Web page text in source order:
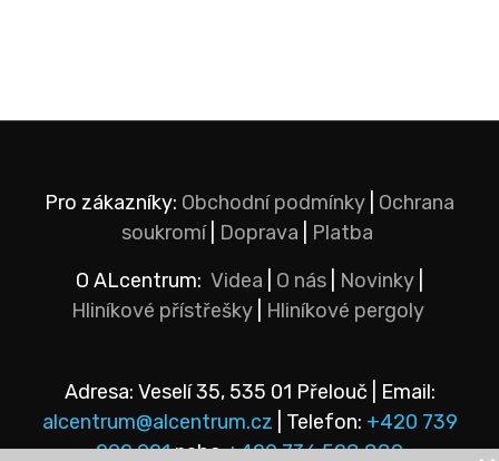
Pro zákazníky: Obchodní podmínky Ochrana
soukromí| Doprava
Platba
O ALcentrum: Videa O nás Novinky
Hliníkové přístřešky| Hliníkové pergoly
Adresa: Veselí 35, 535 01 Přelouč | Email:
alcentrum@alcentrum.cz
| Telefon: +420 739
292 921nebo+420 736 528 889